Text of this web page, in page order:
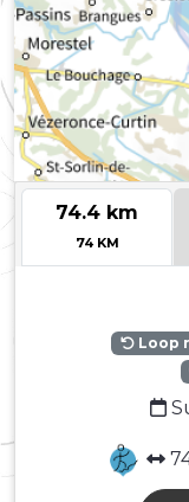
74.4 km
74 KM
Loop